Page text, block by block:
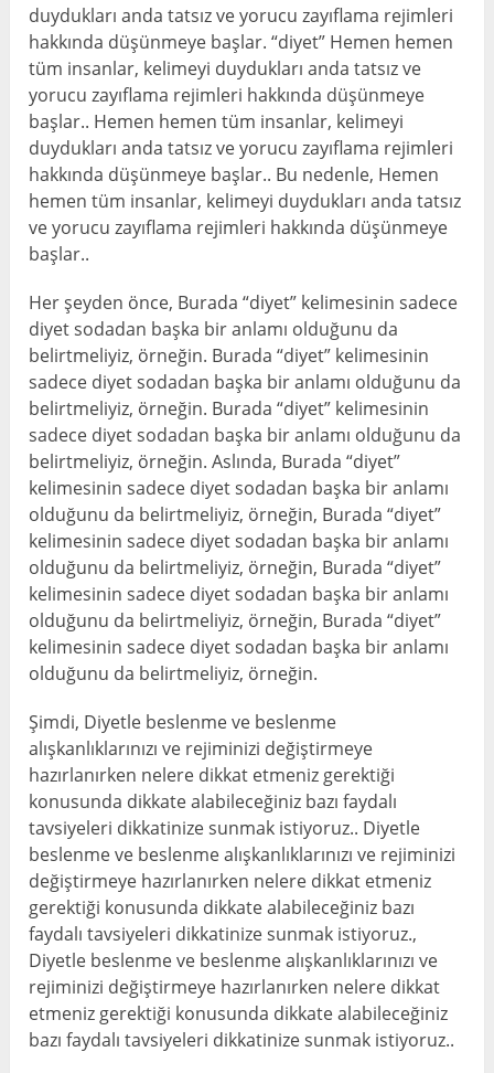
duydukları anda tatsız ve yorucu zayıflama rejimleri
hakkında düşünmeye başlar. “diyet” Hemen hemen
tüm insanlar, kelimeyi duydukları anda tatsız ve
yorucu zayıflama rejimleri hakkında düşünmeye
başlar.. Hemen hemen tüm insanlar, kelimeyi
duydukları anda tatsız ve yorucu zayıflama rejimleri
hakkında düşünmeye başlar.. Bu nedenle, Hemen
hemen tüm insanlar, kelimeyi duydukları anda tatsız
ve yorucu zayıflama rejimleri hakkında düşünmeye
başlar..
Her şeyden önce, Burada “diyet” kelimesinin sadece
diyet sodadan başka bir anlamı olduğunu da
belirtmeliyiz, örneğin. Burada “diyet” kelimesinin
sadece diyet sodadan başka bir anlamı olduğunu da
belirtmeliyiz, örneğin. Burada “diyet” kelimesinin
sadece diyet sodadan başka bir anlamı olduğunu da
belirtmeliyiz, örneğin. Aslında, Burada “diyet”
kelimesinin sadece diyet sodadan başka bir anlamı
olduğunu da belirtmeliyiz, örneğin, Burada “diyet”
kelimesinin sadece diyet sodadan başka bir anlamı
olduğunu da belirtmeliyiz, örneğin, Burada “diyet”
kelimesinin sadece diyet sodadan başka bir anlamı
olduğunu da belirtmeliyiz, örneğin, Burada “diyet”
kelimesinin sadece diyet sodadan başka bir anlamı
olduğunu da belirtmeliyiz, örneğin.
Şimdi, Diyetle beslenme ve beslenme
alışkanlıklarınızı ve rejiminizi değiştirmeye
hazırlanırken nelere dikkat etmeniz gerektiği
konusunda dikkate alabileceğiniz bazı faydalı
tavsiyeleri dikkatinize sunmak istiyoruz.. Diyetle
beslenme ve beslenme alışkanlıklarınızı ve rejiminizi
değiştirmeye hazırlanırken nelere dikkat etmeniz
gerektiği konusunda dikkate alabileceğiniz bazı
faydalı tavsiyeleri dikkatinize sunmak istiyoruz.,
Diyetle beslenme ve beslenme alışkanlıklarınızı ve
rejiminizi değiştirmeye hazırlanırken nelere dikkat
etmeniz gerektiği konusunda dikkate alabileceğiniz
bazı faydalı tavsiyeleri dikkatinize sunmak istiyoruz..